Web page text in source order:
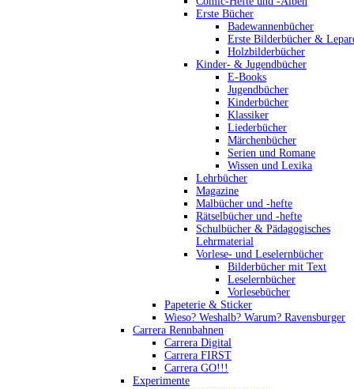
Erste Bücher
Badewannenbücher
Erste Bilderbücher &
Holzbilderbücher
Kinder- & Jugendbücher
E-Books
Jugendbücher
Kinderbücher
Klassiker
Liederbücher
Märchenbücher
Serien und Romane
Wissen und Lexika
Lehrbücher
Magazine
Malbücher und -hefte
Rätselbücher und -hefte
Schulbücher & Pädagogisches
Lehrmaterial
Vorlese- und Leselernbücher
Bilderbücher mit Text
Leselernbücher
Vorlesebücher
Papeterie & Sticker
Wieso? Weshalb? Warum? Ravensburger
Carrera Rennbahnen
Carrera Digital
Carrera FIRST
Carrera GO!!!
Experimente